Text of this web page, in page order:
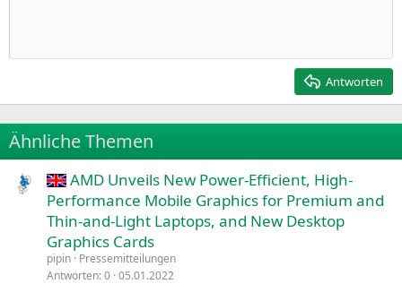
22
26
Times New Roman
Trebuchet MS
Verdana
Heading 2
Antworten
Ähnliche Themen
AMD Unveils New Power-Efficient, High-
Performance Mobile Graphics for Premium and
Thin-and-Light Laptops, and New Desktop
Graphics Cards
pipin Pressemitteilungen
Antworten 0 05.01.2022